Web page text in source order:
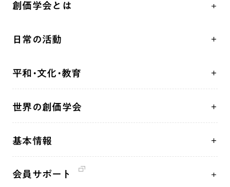
創価学会とは
祈り
聖典
釈尊～法華経
創価学会の三代会長
日常の活動
座談会
仏法を語る
年間の活動について
平和・文化・教育
「人権文化」「ジェンダー平等」を促進
人道支援
世界の創価学会
基本情報
会員サポート